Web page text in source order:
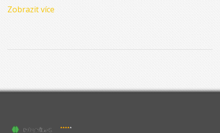
fascinující cesta plná objevů v oblasti působení THC-P a jeho
Zobrazit více